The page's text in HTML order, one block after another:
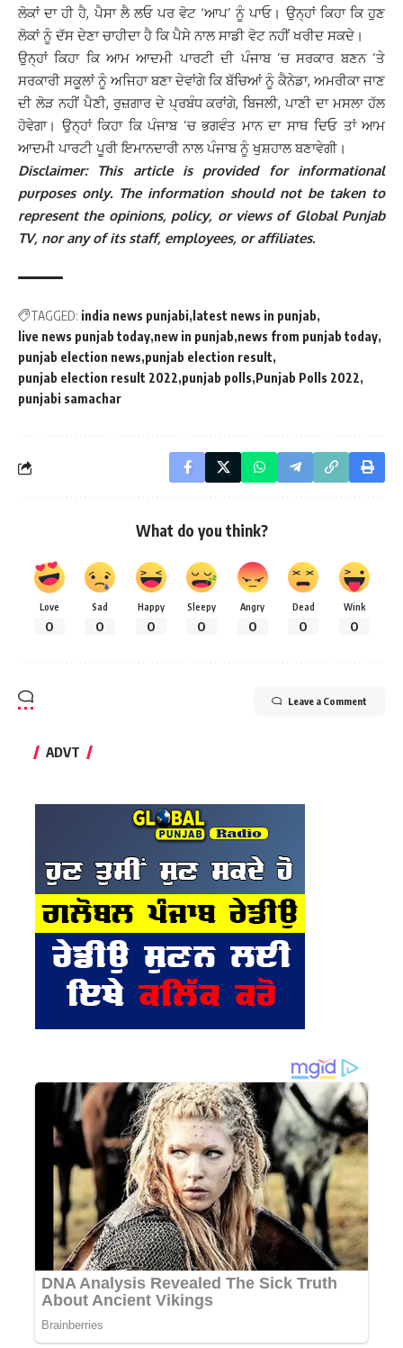
ਲੋਕਾਂ ਦਾ ਹੀ ਹੈ, ਪੈਸਾ ਲੈ ਲਓ ਪਰ ਵੋਟ ‘ਆਪ’ ਨੂੰ ਪਾਓ। ਉਨ੍ਹਾਂ ਕਿਹਾ ਕਿ ਹੁਣ
ਲੋਕਾਂ ਨੂੰ ਦੱਸ ਦੇਣਾ ਚਾਹੀਦਾ ਹੈ ਕਿ ਪੈਸੇ ਨਾਲ ਸਾਡੀ ਵੋਟ ਨਹੀਂ ਖਰੀਦ ਸਕਦੇ।
ਉਨ੍ਹਾਂ ਕਿਹਾ ਕਿ ਆਮ ਆਦਮੀ ਪਾਰਟੀ ਦੀ ਪੰਜਾਬ ’ਚ ਸਰਕਾਰ ਬਣਨ ’ਤੇ
ਸਰਕਾਰੀ ਸਕੂਲਾਂ ਨੂੰ ਅਜਿਹਾ ਬਣਾ ਦੇਵਾਂਗੇ ਕਿ ਬੱਚਿਆਂ ਨੂੰ ਕੈਨੇਡਾ, ਅਮਰੀਕਾ ਜਾਣ
ਦੀ ਲੋੜ ਨਹੀਂ ਪੈਣੀ, ਰੁਜ਼ਗਾਰ ਦੇ ਪ੍ਰਬੰਧ ਕਰਾਂਗੇ, ਬਿਜਲੀ, ਪਾਣੀ ਦਾ ਮਸਲਾ ਹੱਲ
ਹੋਵੇਗਾ। ਉਨ੍ਹਾਂ ਕਿਹਾ ਕਿ ਪੰਜਾਬ ’ਚ ਭਗਵੰਤ ਮਾਨ ਦਾ ਸਾਥ ਦਿਓ ਤਾਂ ਆਮ
ਆਦਮੀ ਪਾਰਟੀ ਪੂਰੀ ਇਮਾਨਦਾਰੀ ਨਾਲ ਪੰਜਾਬ ਨੂੰ ਖੁਸ਼ਹਾਲ ਬਣਾਵੇਗੀ।
Disclaimer: This article is provided for informational
purposes only. The information should not be taken to
represent the opinions, policy, or views of Global Punjab
TV, nor any of its staff, employees, or affiliates.
TAGGED: india news punjabi latest news in punjab
live news punjab today new in punjab news from punjab today
punjab election news punjab election result
punjab election result 2022 punjab polls Punjab Polls 2022
punjabi samachar
What do you think?
Love
0
Sad
0
Happy
0
Sleepy
0
Angry
0
Dead
0
Wink
0
Leave a Comment
ADVT